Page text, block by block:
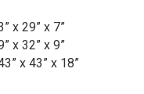
x 29” x 7”
x 32” x 9”
x 43” x 18”